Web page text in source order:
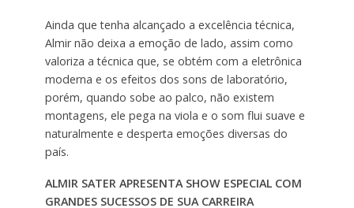
Ainda que tenha alcançado a excelência técnica,
Almir não deixa a emoção de lado, assim como
valoriza a técnica que, se obtém com a eletrônica
moderna e os efeitos dos sons de laboratório,
porém, quando sobe ao palco, não existem
montagens, ele pega na viola e o som flui suave e
naturalmente e desperta emoções diversas do
país.
ALMIR SATER APRESENTA SHOW ESPECIAL COM
GRANDES SUCESSOS DE SUA CARREIRA